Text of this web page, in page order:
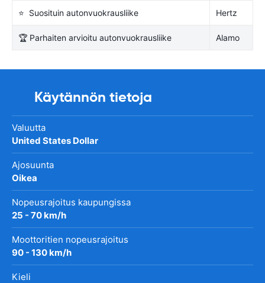
⭐ Suosituin autonvuokrausliike Hertz
🏆 Parhaiten arvioitu autonvuokrausliike Alamo
Käytännön tietoja
Valuutta
United States Dollar
Ajosuunta
Oikea
Nopeusrajoitus kaupungissa
25 - 70 km/h
Moottoritien nopeusrajoitus
90 - 130 km/h
Kieli